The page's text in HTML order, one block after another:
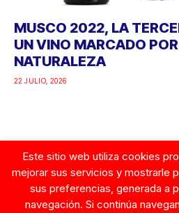
MUSCO 2022, LA
UN VINO MARCADO
NATURALEZA
22 JULIO, 2026
Google
Este sitio web utiliza cookies
mejorar sus servicios y mostrarle
sus preferencias, generada a
navegación. Si continúa